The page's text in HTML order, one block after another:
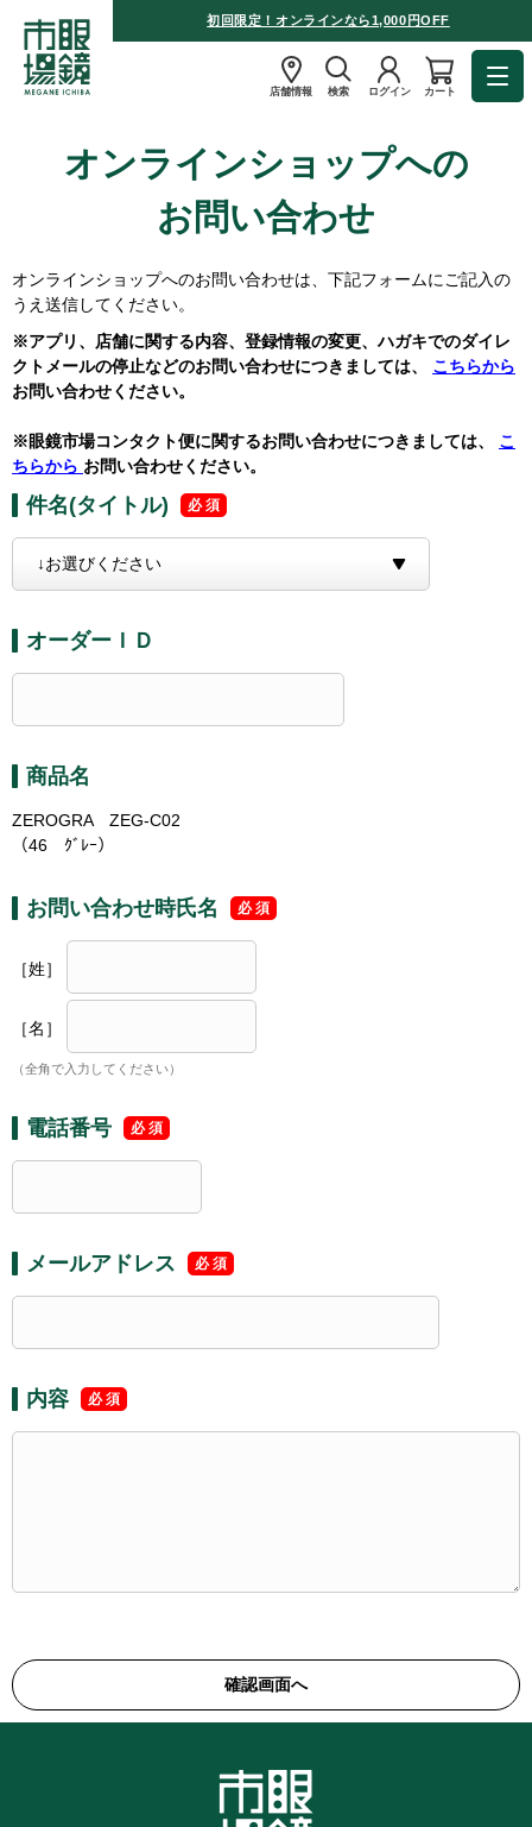
初回限定！オンラインなら1,000円OFF
店舗情報 検索 ログイン カート
オンラインショップへの
お問い合わせ
オンラインショップへのお問い合わせは、下記フォームにご記入の
うえ送信してください。
※アプリ、店舗に関する内容、登録情報の変更、ハガキでのダイレ
クトメールの停止などのお問い合わせにつきましては、 こちらから
お問い合わせください。
※眼鏡市場コンタクト便に関するお問い合わせにつきましては、 こ
ちらから お問い合わせください。
件名(タイトル)
オーダーＩＤ
商品名
ZEROGRA ZEG-C02
（46 ｸﾞﾚｰ）
お問い合わせ時氏名
［姓］
［名］
（全角で入力してください）
電話番号
メールアドレス
内容